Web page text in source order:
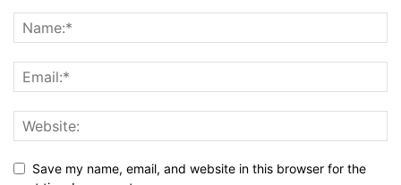
Save my name, email, and website in this browser for the